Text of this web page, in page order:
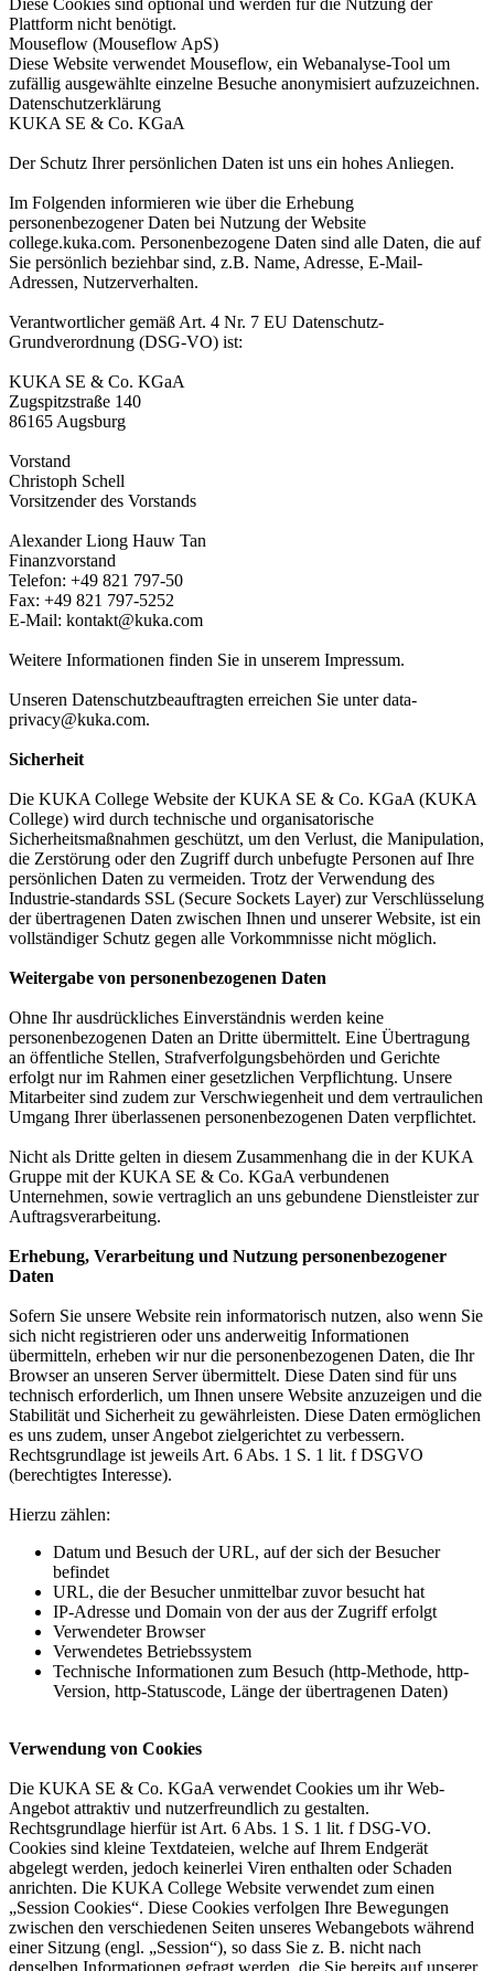
Diese Cookies sind optional und werden für die Nutzung der
Plattform nicht benötigt.
Mouseflow (Mouseflow ApS)
Diese Website verwendet Mouseflow, ein Webanalyse-Tool um
zufällig ausgewählte einzelne Besuche anonymisiert aufzuzeichnen.
Datenschutzerklärung
KUKA SE & Co. KGaA
Der Schutz Ihrer persönlichen Daten ist uns ein hohes Anliegen.
Im Folgenden informieren wie über die Erhebung
personenbezogener Daten bei Nutzung der Website
college.kuka.com. Personenbezogene Daten sind alle Daten, die auf
Sie persönlich beziehbar sind, z.B. Name, Adresse, E-Mail-
Adressen, Nutzerverhalten.
Verantwortlicher gemäß Art. 4 Nr. 7 EU Datenschutz-
Grundverordnung (DSG-VO) ist:
KUKA SE & Co. KGaA
Zugspitzstraße 140
86165 Augsburg
Vorstand
Christoph Schell
Vorsitzender des Vorstands
Alexander Liong Hauw Tan
Finanzvorstand
Telefon: +49 821 797-50
Fax: +49 821 797-5252
E-Mail: kontakt@kuka.com
Weitere Informationen finden Sie in unserem Impressum.
Unseren Datenschutzbeauftragten erreichen Sie unter data-
privacy@kuka.com.
Sicherheit
Die KUKA College Website der KUKA SE & Co. KGaA (KUKA
College) wird durch technische und organisatorische
Sicherheitsmaßnahmen geschützt, um den Verlust, die Manipulation,
die Zerstörung oder den Zugriff durch unbefugte Personen auf Ihre
persönlichen Daten zu vermeiden. Trotz der Verwendung des
Industrie-standards SSL (Secure Sockets Layer) zur Verschlüsselung
der übertragenen Daten zwischen Ihnen und unserer Website, ist ein
vollständiger Schutz gegen alle Vorkommnisse nicht möglich.
Weitergabe von personenbezogenen Daten
Ohne Ihr ausdrückliches Einverständnis werden keine
personenbezogenen Daten an Dritte übermittelt. Eine Übertragung
an öffentliche Stellen, Strafverfolgungsbehörden und Gerichte
erfolgt nur im Rahmen einer gesetzlichen Verpflichtung. Unsere
Mitarbeiter sind zudem zur Verschwiegenheit und dem vertraulichen
Umgang Ihrer überlassenen personenbezogenen Daten verpflichtet.
Nicht als Dritte gelten in diesem Zusammenhang die in der KUKA
Gruppe mit der KUKA SE & Co. KGaA verbundenen
Unternehmen, sowie vertraglich an uns gebundene Dienstleister zur
Auftragsverarbeitung.
Erhebung, Verarbeitung und Nutzung personenbezogener
Daten
Sofern Sie unsere Website rein informatorisch nutzen, also wenn Sie
sich nicht registrieren oder uns anderweitig Informationen
übermitteln, erheben wir nur die personenbezogenen Daten, die Ihr
Browser an unseren Server übermittelt. Diese Daten sind für uns
technisch erforderlich, um Ihnen unsere Website anzuzeigen und die
Stabilität und Sicherheit zu gewährleisten. Diese Daten ermöglichen
es uns zudem, unser Angebot zielgerichtet zu verbessern.
Rechtsgrundlage ist jeweils Art. 6 Abs. 1 S. 1 lit. f DSGVO
(berechtigtes Interesse).
Hierzu zählen:
Datum und Besuch der URL, auf der sich der Besucher
befindet
URL, die der Besucher unmittelbar zuvor besucht hat
IP-Adresse und Domain von der aus der Zugriff erfolgt
Verwendeter Browser
Verwendetes Betriebssystem
Technische Informationen zum Besuch (http-Methode, http-
Version, http-Statuscode, Länge der übertragenen Daten)
Verwendung von Cookies
Die KUKA SE & Co. KGaA verwendet Cookies um ihr Web-
Angebot attraktiv und nutzerfreundlich zu gestalten.
Rechtsgrundlage hierfür ist Art. 6 Abs. 1 S. 1 lit. f DSG-VO.
Cookies sind kleine Textdateien, welche auf Ihrem Endgerät
abgelegt werden, jedoch keinerlei Viren enthalten oder Schaden
anrichten. Die KUKA College Website verwendet zum einen
„Session Cookies“. Diese Cookies verfolgen Ihre Bewegungen
zwischen den verschiedenen Seiten unseres Webangebots während
einer Sitzung (engl. „Session“), so dass Sie z. B. nicht nach